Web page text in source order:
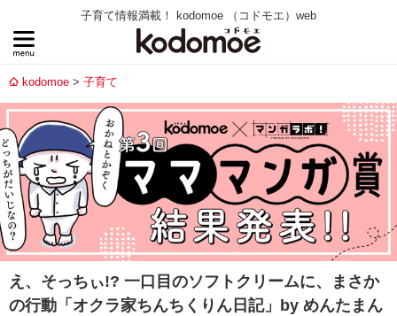
子育て情報満載！ kodomoe （コドモエ）web
kodomoe 子育て
え、そっちぃ!? 一口目のソフトクリームに、まさか
の行動「オクラ家ちんちくりん日記」by めんたまん